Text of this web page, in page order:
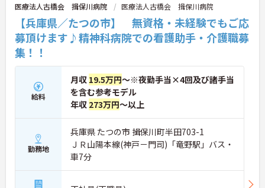
医療法人古橋会 揖保川病院 医療法人古橋会 揖保川病院
【兵庫県／たつの市】 無資格・未経験でもご応
募頂けます♪精神科病院での看護助手・介護職募
集！！
給料
月収 19.5万円～※夜勤手当×4回及び諸手当
を含む参考モデル
年収 273万円～以上
勤務地
兵庫県 たつの市 揖保川町半田703-1
ＪＲ山陽本線(神戸－門司)「竜野駅」バス・
車7分